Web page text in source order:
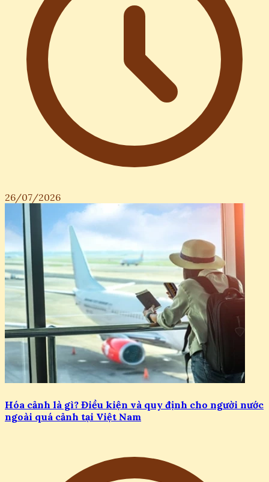
26/07/2026
Hóa cảnh là gì? Điều kiện và quy định cho người nước
ngoài quá cảnh tại Việt Nam